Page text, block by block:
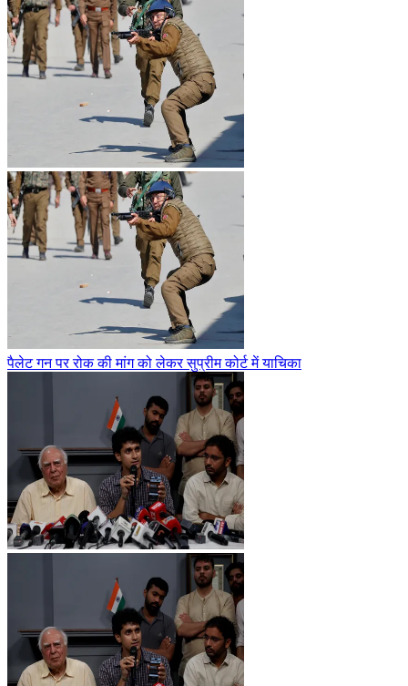
पैलेट गन पर रोक की मांग को लेकर सुप्रीम कोर्ट में याचिका